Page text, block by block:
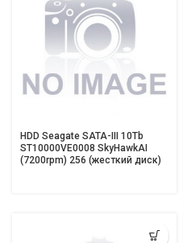
HDD Seagate SATA-III 10Tb
ST10000VE0008 SkyHawkAI
(7200rpm) 256 (жесткий диск)